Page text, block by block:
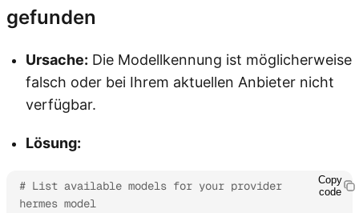
gefunden
Ursache: Die Modellkennung ist möglicherweise
falsch oder bei Ihrem aktuellen Anbieter nicht
verfügbar.
Lösung:
# List available models for your provider
hermes model
Copy
code